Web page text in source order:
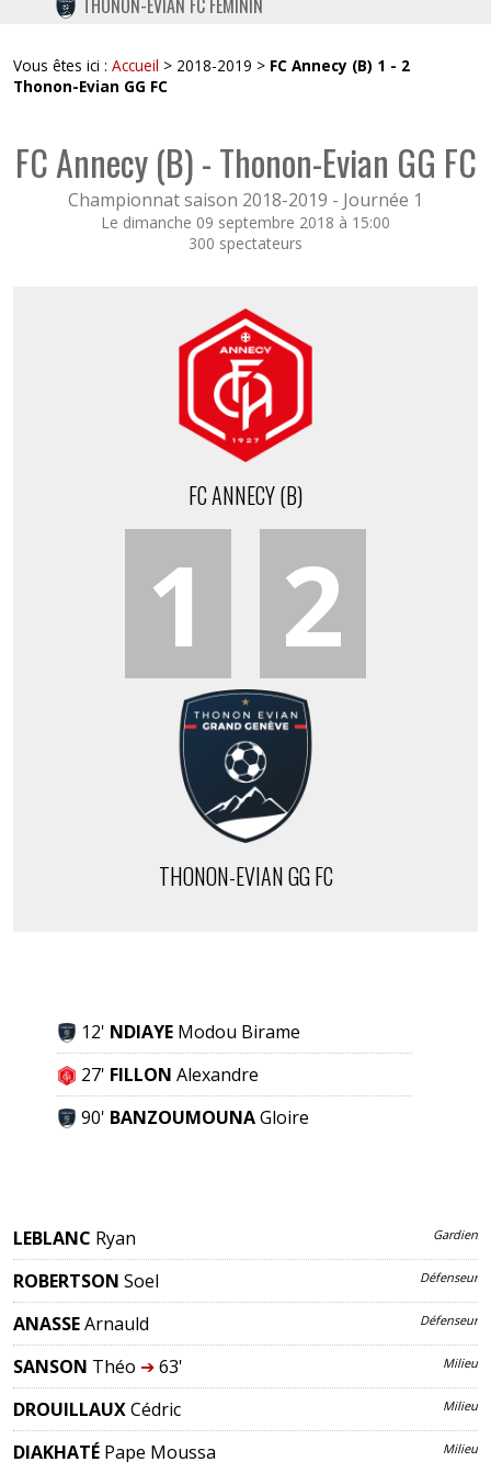
TWITTER
INSTAGRAM
THONON-EVIAN FC FÉMININ
Vous êtes ici : Accueil > 2018-2019 > FC Annecy (B) 1 - 2
Thonon-Evian GG FC
FC Annecy (B) - Thonon-Evian GG FC
Championnat saison 2018-2019 - Journée 1
Le dimanche 09 septembre 2018 à 15:00
300 spectateurs
FC ANNECY (B)
1 2
THONON-EVIAN GG FC
12' NDIAYE Modou Birame
27' FILLON Alexandre
90' BANZOUMOUNAGloire
LEBLANC Ryan Gardien
ROBERTSON Soel Défenseur
ANASSEArnauld Défenseur
SANSON Théo ➔63' Milieu
DROUILLAUXCédric Milieu
DIAKHATÉ Pape Moussa Milieu